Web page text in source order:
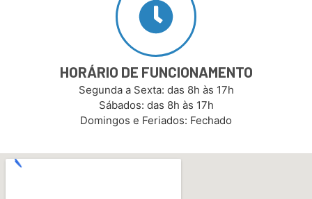
HORÁRIO DE FUNCIONAMENTO
Segunda a Sexta: das 8h às 17h
Sábados: das 8h às 17h
Domingos e Feriados: Fechado